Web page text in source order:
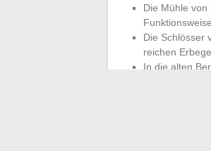
Die Mühle von
Die Schlösser
reichen
In die alten